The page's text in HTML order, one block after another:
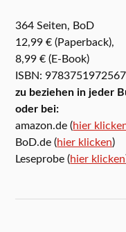
364 Seiten, BoD
12,99 € (Paperback),
8,99 € (E-Book)
ISBN: 9783751972567
zu beziehen in jeder
oder bei:
amazon.de (hier
BoD.de (hier klicken)
Leseprobe (hier klicken